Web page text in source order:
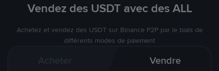
Vendez des USDT avec des ALL
Achetez et vendez des USDT sur Binance P2P par le biais de
différents modes de paiement
Vendre